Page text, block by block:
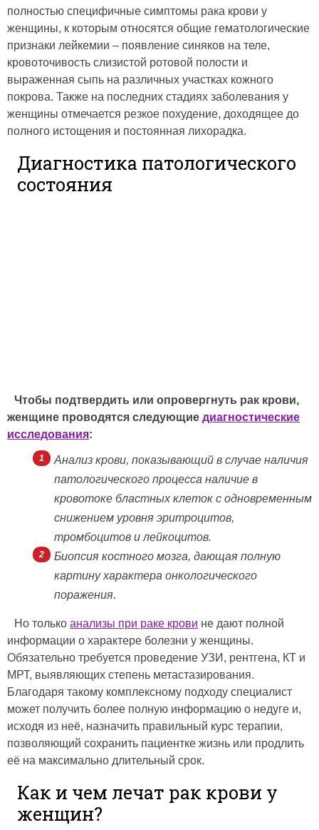
полностью специфичные симптомы рака крови у
женщины, к которым относятся общие гематологические
признаки лейкемии – появление синяков на теле,
кровоточивость слизистой ротовой полости и
выраженная сыпь на различных участках кожного
покрова. Также на последних стадиях заболевания у
женщины отмечается резкое похудение, доходящее до
полного истощения и постоянная лихорадка.
Диагностика патологического
состояния
Чтобы подтвердить или опровергнуть рак крови,
женщине проводятся следующие диагностические
исследования:
Анализ крови, показывающий в случае наличия
патологического процесса наличие в
кровотоке бластных клеток с одновременным
снижением уровня эритроцитов,
тромбоцитов и лейкоцитов.
Биопсия костного мозга, дающая полную
картину характера онкологического
поражения.
Но только анализы при раке крови не дают полной
информации о характере болезни у женщины.
Обязательно требуется проведение УЗИ, рентгена, КТ и
МРТ, выявляющих степень метастазирования.
Благодаря такому комплексному подходу специалист
может получить более полную информацию о недуге и,
исходя из неё, назначить правильный курс терапии,
позволяющий сохранить пациентке жизнь или продлить
её на максимально длительный срок.
Как и чем лечат рак крови у
женщин?